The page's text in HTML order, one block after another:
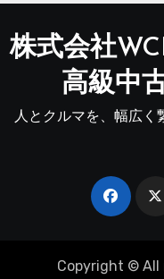
株式会社
高級中
人とクルマを、幅広く
Copyright © All